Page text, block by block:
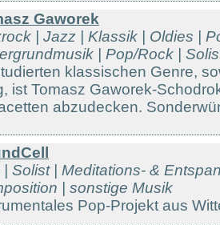
Gaworek
| Jazz | Klassik | Oldies |
| Pop/Rock |
klassischen Genre,
ist Tomasz Gaworek-
abzudecken.
| Solist | Meditations- &
| sonstige Musik
Pop-Projekt aus